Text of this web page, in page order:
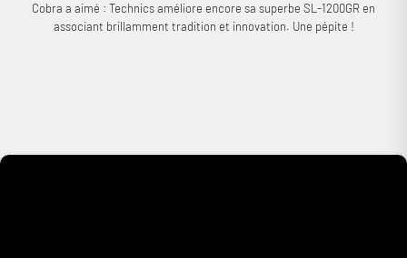
Cobra a aimé : Technics améliore encore sa superbe SL-1200GR en
associant brillamment tradition et innovation. Une pépite !